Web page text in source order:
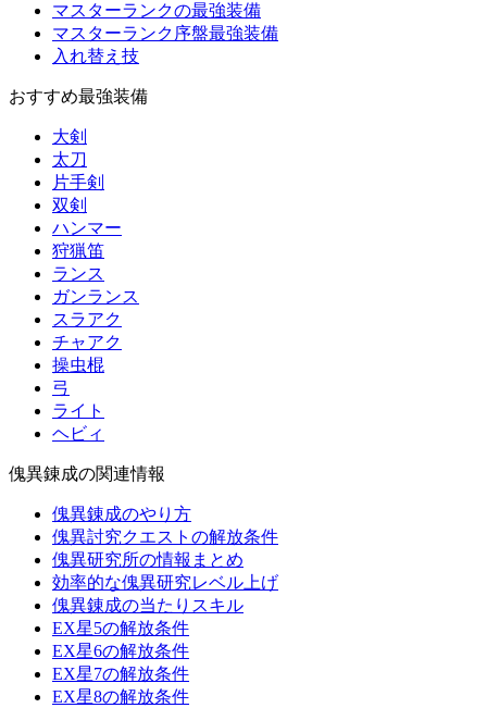
マスターランクの最強装備
マスターランク序盤最強装備
入れ替え技
おすすめ最強装備
大剣
太刀
片手剣
双剣
ハンマー
狩猟笛
ランス
ガンランス
スラアク
チャアク
操虫棍
弓
ライト
ヘビィ
傀異錬成の関連情報
傀異錬成のやり方
傀異討究クエストの解放条件
傀異研究所の情報まとめ
効率的な傀異研究レベル上げ
傀異錬成の当たりスキル
EX星5の解放条件
EX星6の解放条件
EX星7の解放条件
EX星8の解放条件